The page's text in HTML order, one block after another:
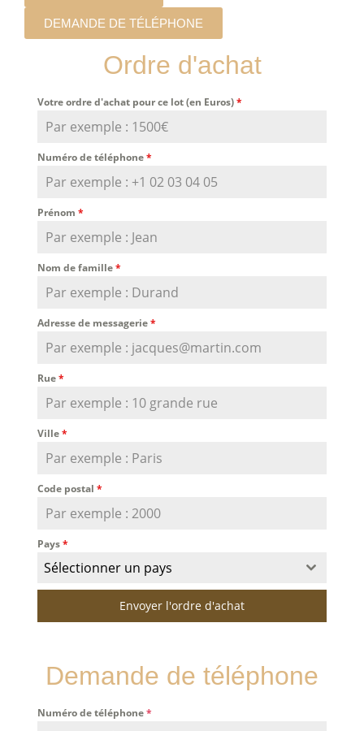
DEMANDE DE TÉLÉPHONE
Ordre d'achat
Votre ordre d'achat pour ce lot (en Euros)*
Numéro de téléphone*
Prénom *
Nom de famille*
Adresse de messagerie*
Rue*
Ville*
Code postal *
Pays*
Sélectionner un pays
Envoyer l'ordre d'achat
Demande de téléphone
Numéro de téléphone*